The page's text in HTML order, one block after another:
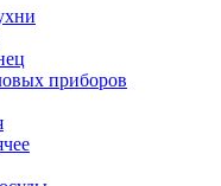
приборов